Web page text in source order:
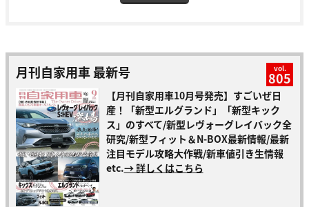
月刊自家用車 最新号 vol.
805
【月刊自家用車10月号発売】すごいぜ日
産！「新型エルグランド」「新型キック
ス」のすべて/新型レヴォーグレイバック全
研究/新型フィット＆N-BOX最新情報/最新
注目モデル攻略大作戦/新車値引き生情報
etc.→ 詳しくはこちら